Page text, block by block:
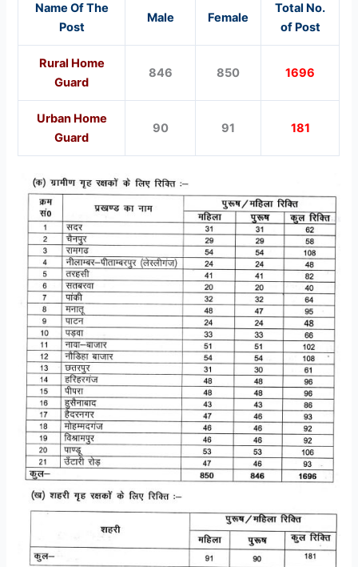
Name Of The
Post
Male Female
Total No.
of Post
Rural Home
Guard
846 850 1696
Urban Home
Guard
90 91 181